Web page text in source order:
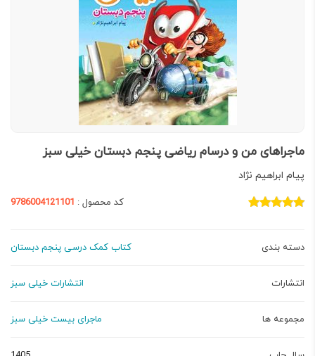
ماجراهای من و درسام ریاضی پنجم دبستان خیلی سبز
پیام ابراهیم نژاد
کد محصول : 9786004121101
دسته بندی کتاب کمک درسی پنجم دبستان
انتشارات انتشارات خیلی سبز
مجموعه ها ماجرای بیست خیلی سبز